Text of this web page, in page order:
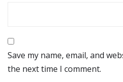
Save my name, email, and
the next time I comment.